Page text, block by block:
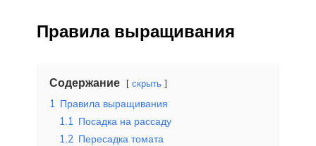
Правила выращивания
Содержание скрыть
1 Правила выращивания
1.1 Посадка на рассаду
1.2 Пересадка томата